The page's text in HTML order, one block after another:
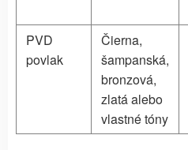
PVD
povlak
Čierna,
šampanská,
bronzová,
zlatá alebo
vlastné tóny